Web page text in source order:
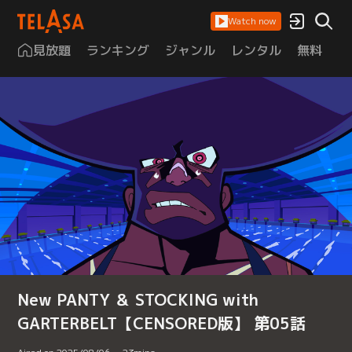
Watch now
見放題 ランキング ジャンル レンタル 無料
New PANTY ＆ STOCKING with
GARTERBELT【CENSORED版】 第05話